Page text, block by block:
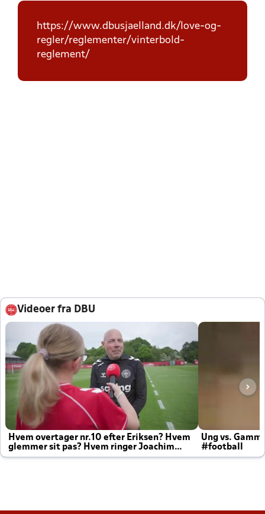
https://www.dbusjaelland.dk/love-og-
regler/reglementer/vinterbold-
reglement/
Videoer fra DBU
Hvem overtager nr.10 efter Eriksen? Hvem
glemmer sit pas? Hvem ringer Joachim
altid til efter kampe?
Ung vs.
#football